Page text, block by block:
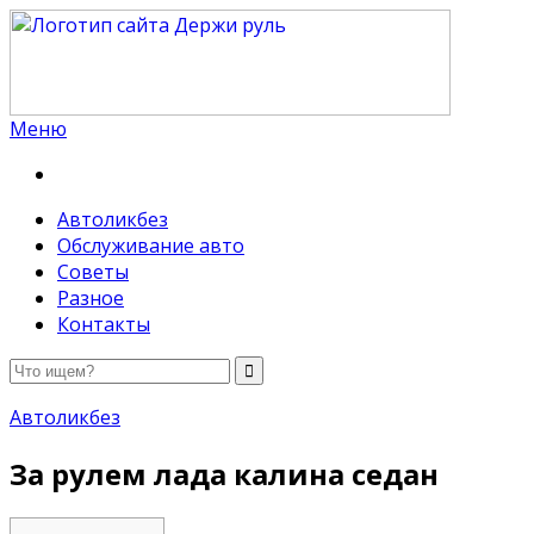
Меню
Автоликбез
Обслуживание авто
Советы
Разное
Контакты
Автоликбез
За рулем лада калина седан